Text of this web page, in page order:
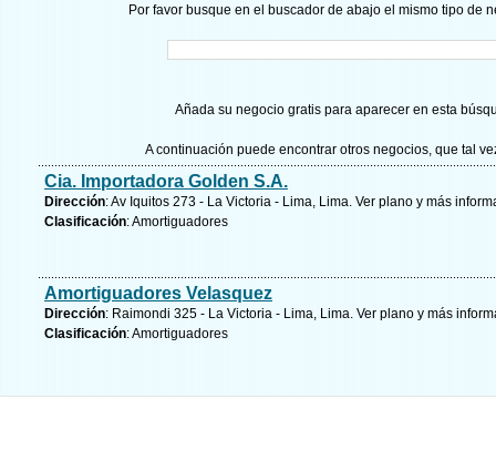
Por favor busque en el buscador de abajo el mismo tipo de
Añada su negocio gratis para aparecer en esta
A continuación puede encontrar otros negocios, que tal
Cia. Importadora Golden S.A.
Dirección: Av Iquitos 273 - La Victoria - Lima, Lima. Ver plano y más
Clasificación: Amortiguadores
Amortiguadores Velasquez
Dirección: Raimondi 325 - La Victoria - Lima, Lima. Ver plano y más
Clasificación: Amortiguadores